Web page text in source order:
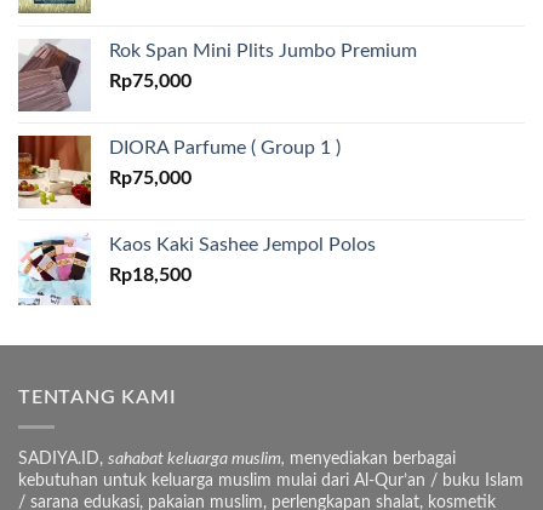
Rok Span Mini Plits Jumbo Premium
Rp75,000
DIORA Parfume ( Group 1 )
Rp75,000
Kaos Kaki Sashee Jempol Polos
Rp18,500
TENTANG KAMI
SADIYA.ID, sahabat keluarga muslim, menyediakan berbagai
kebutuhan untuk keluarga muslim mulai dari Al-Qur’an / buku Islam
/ sarana edukasi, pakaian muslim, perlengkapan shalat, kosmetik